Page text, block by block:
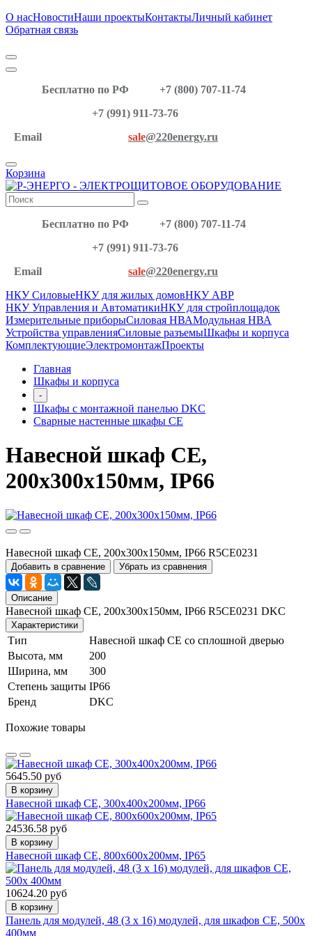
О насНовостиНаши проектыКонтактыЛичный кабинет
Обратная связь
Бесплатно по РФ
+7 (800) 707-11-74
+7 (991) 911-73-76
Email
sale@220energy.ru
Корзина
Бесплатно по РФ
+7 (800) 707-11-74
+7 (991) 911-73-76
Email
sale@220energy.ru
НКУ СиловыеНКУ для жилых домовНКУ АВР
НКУ Управления и АвтоматикиНКУ для стройплощадок
Измерительные приборыСиловая НВАМодульная НВА
Устройства управленияСиловые разъемыШкафы и корпуса
КомплектующиеЭлектромонтажПроекты
Главная
Шкафы и корпуса
-
Шкафы с монтажной панелью DKC
Сварные настенные шкафы СЕ
Навесной шкаф CE,
200х300х150мм, IP66
Навесной шкаф CE, 200х300х150мм, IP66 R5CE0231
Добавить в сравнение Убрать из сравнения
Описание
Навесной шкаф CE, 200х300х150мм, IP66 R5CE0231 DKC
Характеристики
Тип
Навесной шкаф CE со сплошной дверью
Высота, мм
200
Ширина, мм
300
Степень защиты IP66
Бренд
DKC
Похожие товары
5645.50 руб
В корзину
Навесной шкаф CE, 300х400х200мм, IP66
24536.58 руб
В корзину
Навесной шкаф CE, 800х600х200мм, IP65
10624.20 руб
В корзину
Панель для модулей, 48 (3 x 16) модулей, для шкафов CE, 500x
400мм